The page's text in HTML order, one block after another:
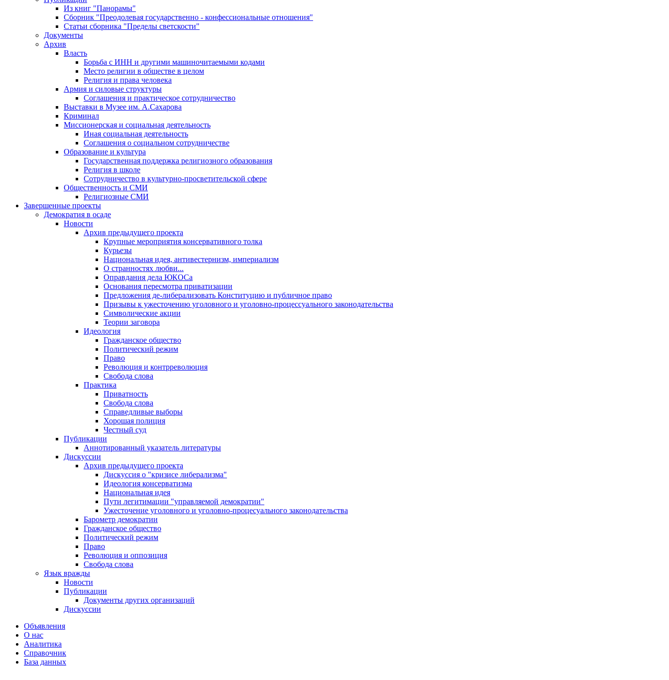
Из книг "Панорамы"
Сборник "Преодолевая государственно - конфессиональные отношения"
Статьи сборника "Пределы светскости"
Документы
Архив
Власть
Борьба с ИНН и другими машиночитаемыми кодами
Место религии в обществе в целом
Религия и права человека
Армия и силовые структуры
Соглашения и практическое сотрудничество
Выставки в Музее им. А.Сахарова
Криминал
Миссионерская и социальная деятельность
Иная социальная деятельность
Соглашения о социальном сотрудничестве
Образование и культура
Государственная поддержка религиозного образования
Религия в школе
Сотрудничество в культурно-просветительской сфере
Общественность и СМИ
Религиозные СМИ
Завершенные проекты
Демократия в осаде
Новости
Архив предыдущего проекта
Крупные мероприятия консервативного толка
Курьезы
Национальная идея, антивестернизм, империализм
О странностях любви...
Оправдания дела ЮКОСа
Основания пересмотра приватизации
Предложения де-либерализовать Конституцию и публичное право
Призывы к ужесточению уголовного и уголовно-процессуального законодательства
Символические акции
Теории заговора
Идеология
Гражданское общество
Политический режим
Право
Революция и контрреволюция
Свобода слова
Практика
Приватность
Свобода слова
Справедливые выборы
Хорошая полиция
Честный суд
Публикации
Аннотированный указатель литературы
Дискуссии
Архив предыдущего проекта
Дискуссия о "кризисе либерализма"
Идеология консерватизма
Национальная идея
Пути легитимации "управляемой демократии"
Ужесточение уголовного и уголовно-процесуального законодательства
Барометр демократии
Гражданское общество
Политический режим
Право
Революция и оппозиция
Свобода слова
Язык вражды
Новости
Публикации
Документы других организаций
Дискуссии
Объявления
О нас
Аналитика
Справочник
База данных